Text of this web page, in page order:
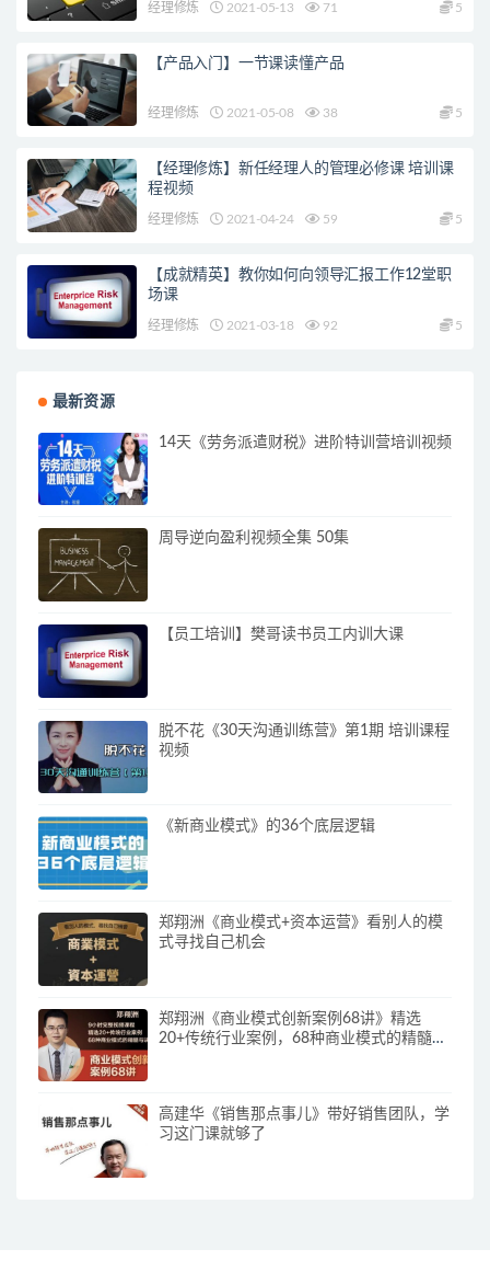
经理修炼 2021-05-13 71 5
【产品入门】一节课读懂产品
经理修炼 2021-05-08 38 5
【经理修炼】新任经理人的管理必修课 培训课
程视频
经理修炼 2021-04-24 59 5
【成就精英】教你如何向领导汇报工作12堂职
场课
经理修炼 2021-03-18 92 5
最新资源
14天《劳务派遣财税》进阶特训营培训视频
周导逆向盈利视频全集 50集
【员工培训】樊哥读书员工内训大课
脱不花《30天沟通训练营》第1期 培训课程
视频
《新商业模式》的36个底层逻辑
郑翔洲《商业模式+资本运营》看别人的模
式寻找自己机会
郑翔洲《商业模式创新案例68讲》精选
20+传统行业案例，68种商业模式的精髓与
高建华《销售那点事儿》带好销售团队，学
习这门课就够了